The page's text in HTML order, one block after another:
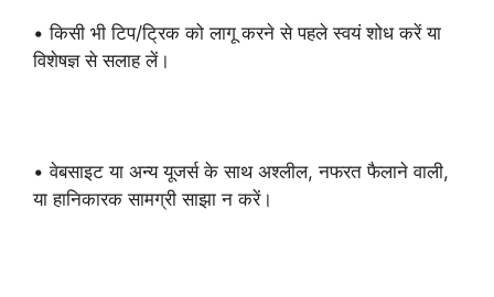
• किसी भी टिप/ट्रिक को लागू करने से पहले स्वयं शोध करें या
विशेषज्ञ से सलाह लें।
• वेबसाइट या अन्य यूजर्स के साथ अश्लील, नफरत फैलाने वाली,
या हानिकारक सामग्री साझा न करें।